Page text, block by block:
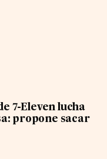
7-Eleven lucha
propone sacar